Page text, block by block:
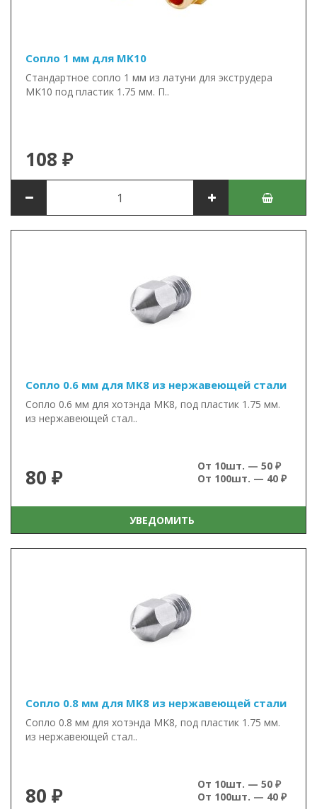
Сопло 1 мм для MK10
Стандартное сопло 1 мм из латуни для экструдера
МК10 под пластик 1.75 мм. П..
108 ₽
Сопло 0.6 мм для MK8 из нержавеющей стали
Сопло 0.6 мм для хотэнда MK8, под пластик 1.75 мм.
из нержавеющей стал..
80 ₽
От 10шт. — 50 ₽
От 100шт. — 40 ₽
УВЕДОМИТЬ
Сопло 0.8 мм для MK8 из нержавеющей стали
Сопло 0.8 мм для хотэнда MK8, под пластик 1.75 мм.
из нержавеющей стал..
80 ₽
От 10шт. — 50 ₽
От 100шт. — 40 ₽